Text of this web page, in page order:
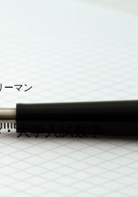
ーマン
大学入試数学